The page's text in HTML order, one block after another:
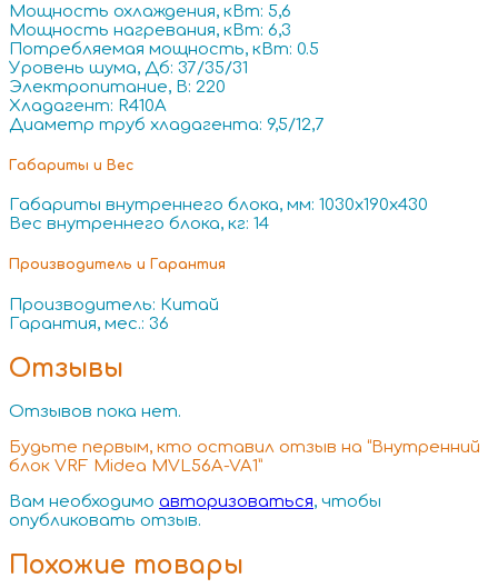
Мощность охлаждения, кВт: 5,6
Мощность нагревания, кВт: 6,3
Потребляемая мощность, кВт: 0.5
Уровень шума, Дб: 37/35/31
Электропитание, В: 220
Хладагент: R410A
Диаметр труб хладагента: 9,5/12,7
Габариты и Вес
Габариты внутреннего блока, мм: 1030x190x430
Вес внутреннего блока, кг: 14
Производитель и Гарантия
Производитель: Китай
Гарантия, мес.: 36
Отзывы
Отзывов пока нет.
Будьте первым, кто оставил отзыв на “Внутренний
блок VRF Midea MVL56A-VA1”
Вам необходимо авторизоваться, чтобы
опубликовать отзыв.
Похожие товары